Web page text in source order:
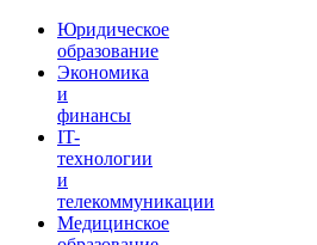
Юридическое
образование
Экономика
и
финансы
IT-
технологии
и
телекоммуникации
Медицинское